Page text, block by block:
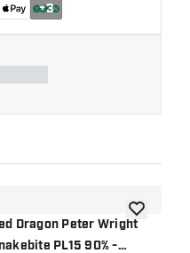
+3
hinzufügen
Dragon Peter Wright
PL15 90% -
Zur